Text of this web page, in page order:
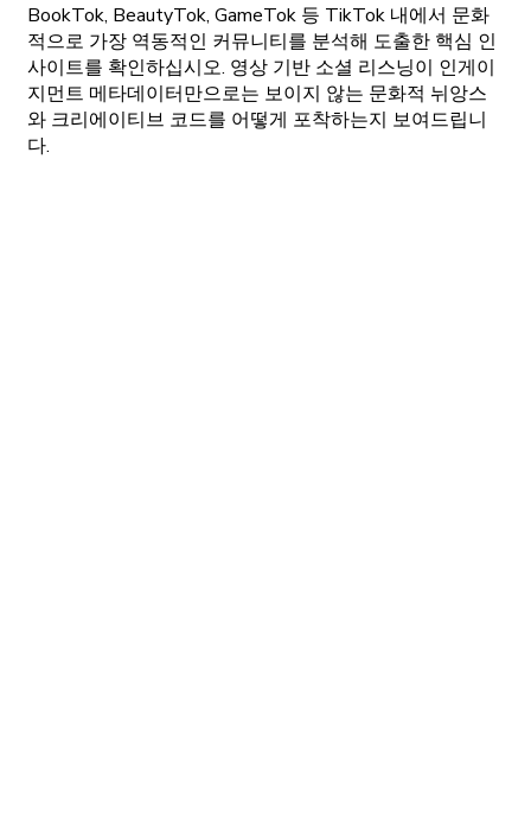
BookTok, BeautyTok, GameTok 등 TikTok 내에서 문화
적으로 가장 역동적인 커뮤니티를 분석해 도출한 핵심 인
사이트를 확인하십시오. 영상 기반 소셜 리스닝이 인게이
지먼트 메타데이터만으로는 보이지 않는 문화적 뉘앙스
와 크리에이티브 코드를 어떻게 포착하는지 보여드립니
다.